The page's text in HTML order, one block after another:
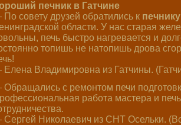
печник в Гатчине
совету друзей обратились к
области. У нас старая
печь быстро нагревается и
топишь не натопишь дрова
Владимировна из Гатчины.
с ремонтом печи
работа мастера и
Николаевич из СНТ Осельки.